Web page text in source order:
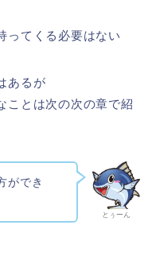
ってくる必要はない
あるが
ことは次の次の章で紹
とぅーん
ができ